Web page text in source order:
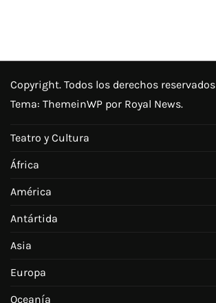
Copyright. Todos los derechos reservados
Tema: ThemeinWP por Royal News.
Teatro y Cultura
África
América
Antártida
Asia
Europa
Oceanía